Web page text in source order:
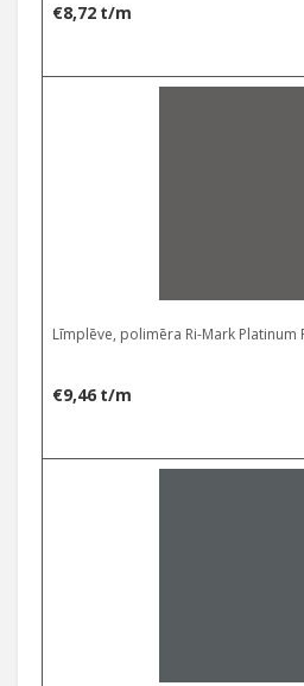
€8,72 t/m
Līmplēve, polimēra Ri-Mark Platinum
€9,46 t/m